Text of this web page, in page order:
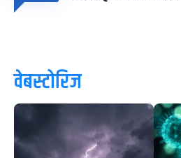
वेबस्टोरिज